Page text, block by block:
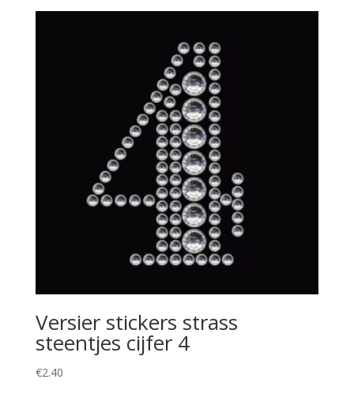
Versier stickers strass
steentjes cijfer 4
€2.40